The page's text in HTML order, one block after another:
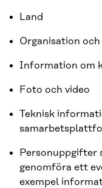
Land
Organisation
Information om
Foto och video
Teknisk
Personuppgifter
genomföra ett
exempel